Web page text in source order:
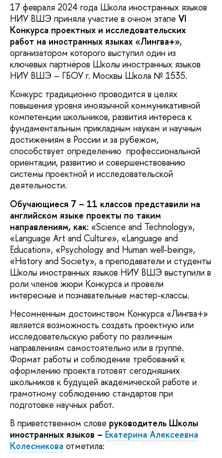
17 февраля 2024 года Школа иностранных языков
НИУ ВШЭ приняла участие в очном этапе VI
Конкурса проектных и исследовательских
работ на иностранных языках «Лингва+»,
организатором которого выступил один из
ключевых партнёров Школы иностранных языков
НИУ ВШЭ – ГБОУ г. Москвы Школа № 1535.
Конкурс традиционно проводится в целях
повышения уровня иноязычной коммуникативной
компетенции школьников, развития интереса к
фундаментальным прикладным наукам и научным
достижениям в России и за рубежом,
способствует определению профессиональной
ориентации, развитию и совершенствованию
системы проектной и исследовательской
деятельности.
Обучающиеся 7 – 11 классов представили на
английском языке проекты по таким
направлениям, как: «Science and Technology»,
«Language Art and Culture», «Language and
Education», «Psychology and Human well-being»,
«History and Society», а преподаватели и студенты
Школы иностранных языков НИУ ВШЭ выступили в
роли членов жюри Конкурса и провели
интересные и познавательные мастер-классы.
Несомненным достоинством Конкурса «Лингва+»
является возможность создать проектную или
исследовательскую работу по различным
направлениям самостоятельно или в группе.
Формат работы и соблюдение требований к
оформлению проекта готовят сегодняшних
школьников к будущей академической работе и
грамотному соблюдению стандартов при
подготовке научных работ.
В приветственном слове руководитель Школы
иностранных языков – Екатерина Алексеевна
Колесникова отметила: